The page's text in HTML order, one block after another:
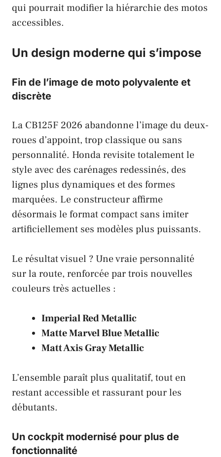
qui pourrait modifier la hiérarchie des motos
accessibles.
Un design moderne qui s’impose
Fin de l’image de moto polyvalente et
discrète
La CB125F 2026 abandonne l’image du deux-
roues d’appoint, trop classique ou sans
personnalité. Honda revisite totalement le
style avec des carénages redessinés, des
lignes plus dynamiques et des formes
marquées. Le constructeur affirme
désormais le format compact sans imiter
artificiellement ses modèles plus puissants.
Le résultat visuel ? Une vraie personnalité
sur la route, renforcée par trois nouvelles
couleurs très actuelles :
Imperial Red Metallic
Matte Marvel Blue Metallic
Matt Axis Gray Metallic
L’ensemble paraît plus qualitatif, tout en
restant accessible et rassurant pour les
débutants.
Un cockpit modernisé pour plus de
fonctionnalité